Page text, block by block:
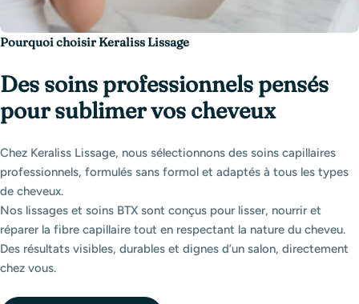
Pourquoi choisir Keraliss Lissage
Des soins professionnels pensés
pour sublimer vos cheveux
Chez Keraliss Lissage, nous sélectionnons des soins capillaires
professionnels, formulés sans formol et adaptés à tous les types
de cheveux.
Nos lissages et soins BTX sont conçus pour lisser, nourrir et
réparer la fibre capillaire tout en respectant la nature du cheveu.
Des résultats visibles, durables et dignes d’un salon, directement
chez vous.